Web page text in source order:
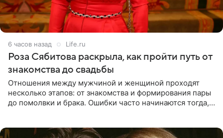
6 часов назад Life.ru
Роза Сябитова раскрыла, как пройти путь от
знакомства до свадьбы
Отношения между мужчиной и женщиной проходят
несколько этапов: от знакомства и формирования пары
до помолвки и брака. Ошибки часто начинаются тогда,